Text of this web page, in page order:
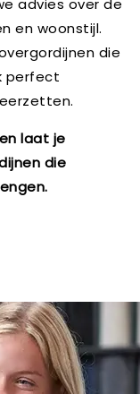
advies over de
en woonstijl.
die
perfect
laat je
die